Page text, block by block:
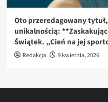
Oto przeredagowany
unikalnością:
Świątek. „Cień na jej
Redakcja 9 kwietnia, 2026